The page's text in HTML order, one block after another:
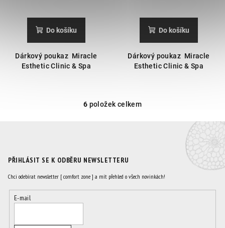
Do košíku
Dárkový poukaz Miracle
Esthetic Clinic & Spa
Do košíku
Dárkový poukaz Miracle
Esthetic Clinic & Spa
O
d
a
c
í
6 položek celkem
PŘIHLÁSIT SE K ODBĚRU NEWSLETTERU
Chci odebírat newsletter [ comfort zone ] a mít přehled o všech novinkách!
E-mail